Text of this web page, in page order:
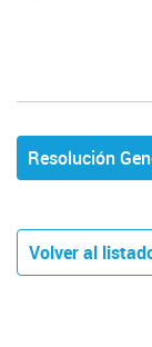
Resolución
Volver al